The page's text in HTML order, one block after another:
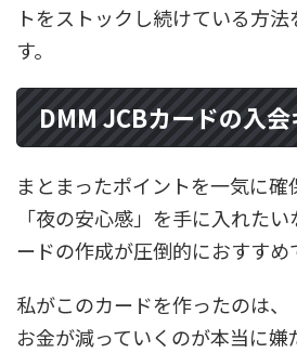
トをストックし続けている方
す。
DMM JCBカードの入
まとまったポイントを一気に確
「夜の安心感」を手に入れた
ードの作成が圧倒的におすすめ
私がこのカードを作ったのは
お金が減っていくのが本当に